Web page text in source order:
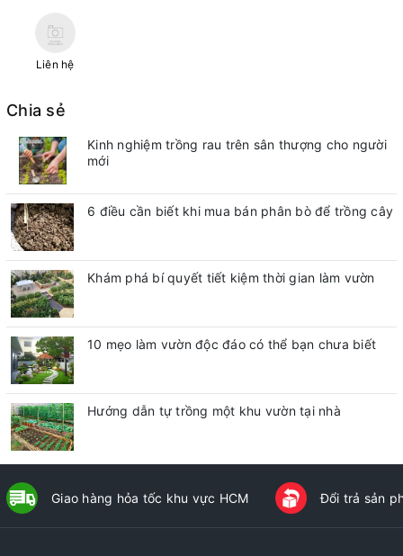
Liên hệ
Chia sẻ
Kinh nghiệm trồng rau trên sân thượng cho người
mới
6 điều cần biết khi mua bán phân bò để trồng cây
Khám phá bí quyết tiết kiệm thời gian làm vườn
10 mẹo làm vườn độc đáo có thể bạn chưa biết
Hướng dẫn tự trồng một khu vườn tại nhà
Giao hàng hỏa tốc khu vực HCM Đổi trả sản